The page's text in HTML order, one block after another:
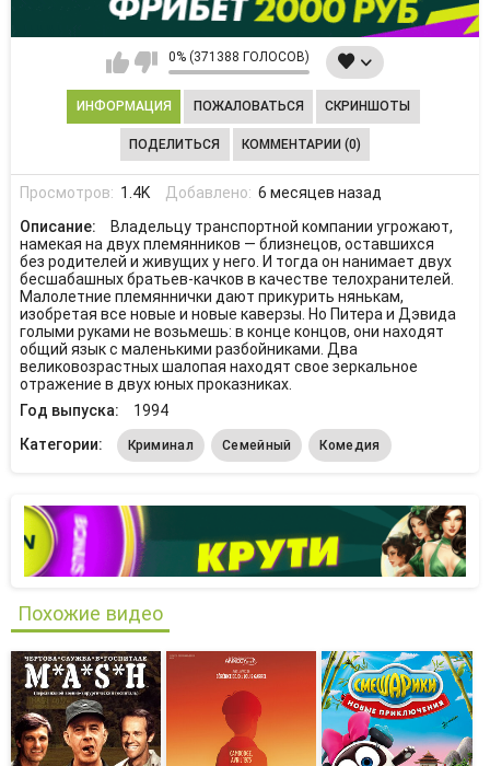
0% (371388 ГОЛОСОВ)
ИНФОРМАЦИЯ ПОЖАЛОВАТЬСЯ СКРИНШОТЫ
ПОДЕЛИТЬСЯ КОММЕНТАРИИ (0)
Просмотров: 1.4K Добавлено: 6 месяцев назад
Описание:
Владельцу транспортной компании угрожают,
намекая на двух племянников — близнецов, оставшихся
без родителей и живущих у него. И тогда он нанимает двух
бесшабашных братьев-качков в качестве телохранителей.
Малолетние племяннички дают прикурить нянькам,
изобретая все новые и новые каверзы. Но Питера и Дэвида
голыми руками не возьмешь: в конце концов, они находят
общий язык с маленькими разбойниками. Два
великовозрастных шалопая находят свое зеркальное
отражение в двух юных проказниках.
Год выпуска:
1994
Категории:
Криминал Семейный Комедия
Похожие видео